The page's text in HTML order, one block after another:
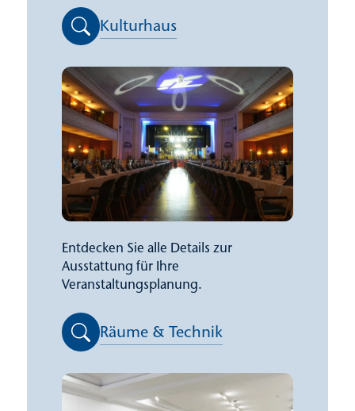
Kulturhaus
Entdecken Sie alle Details zur
Ausstattung für Ihre
Veranstaltungsplanung.
Räume & Technik